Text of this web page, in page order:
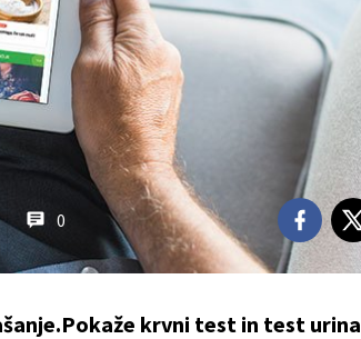
0
krvni test in test urina